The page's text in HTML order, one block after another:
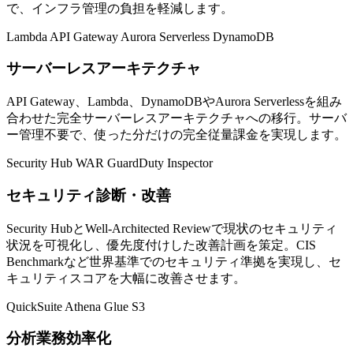
で、インフラ管理の負担を軽減します。
Lambda API Gateway Aurora Serverless DynamoDB
サーバーレスアーキテクチャ
API Gateway、Lambda、DynamoDBやAurora Serverlessを組み
合わせた完全サーバーレスアーキテクチャへの移行。サーバ
ー管理不要で、使った分だけの完全従量課金を実現します。
Security Hub WAR GuardDuty Inspector
セキュリティ診断・改善
Security HubとWell-Architected Reviewで現状のセキュリティ
状況を可視化し、優先度付けした改善計画を策定。CIS
Benchmarkなど世界基準でのセキュリティ準拠を実現し、セ
キュリティスコアを大幅に改善させます。
QuickSuite Athena Glue S3
分析業務効率化